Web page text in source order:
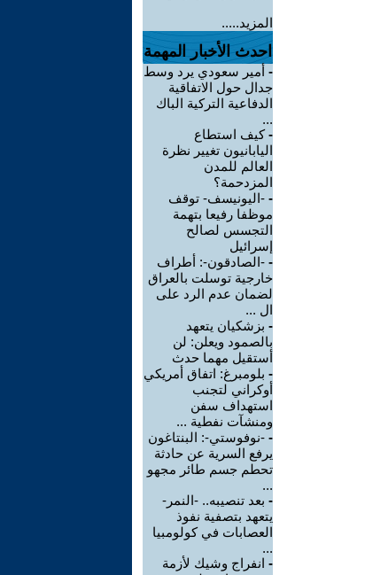
المزيد.....
احدث الأخبار المهمة
- أمير سعودي يرد وسط
جدال حول الاتفاقية
الدفاعية التركية الباك
...
-كيف استطاع
اليابانيون تغيير نظرة
العالم للمدن
المزدحمة؟
- -اليونيسف- توقف
موظفا رفيعا بتهمة
التجسس لصالح
إسرائيل
- -الصادقون-: أطراف
خارجية توسلت بالعراق
لضمان عدم الرد على
ال ...
- بزشكيان يتعهد
بالصمود ويعلن: لن
أستقيل مهما حدث
- بلومبرغ: اتفاق أمريكي
أوكراني لتجنب
استهداف سفن
ومنشآت نفطية ...
- -نوفوستي-: البنتاغون
يرفع السرية عن حادثة
تحطم جسم طائر مجهو
...
- بعد تنصيبه.. -النمر-
يتعهد بتصفية نفوذ
العصابات في كولومبيا
...
- انفراج وشيك لأزمة